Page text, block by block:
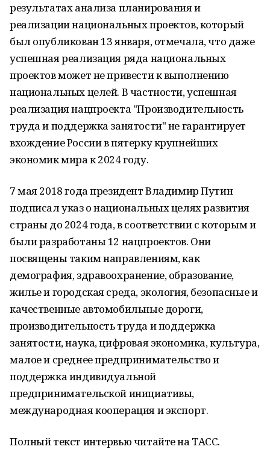
результатах анализа планирования и
реализации национальных проектов, который
был опубликован 13 января, отмечала, что даже
успешная реализация ряда национальных
проектов может не привести к выполнению
национальных целей. В частности, успешная
реализация нацпроекта "Производительность
труда и поддержка занятости" не гарантирует
вхождение России в пятерку крупнейших
экономик мира к 2024 году.
7 мая 2018 года президент Владимир Путин
подписал указ о национальных целях развития
страны до 2024 года, в соответствии с которым и
были разработаны 12 нацпроектов. Они
посвящены таким направлениям, как
демография, здравоохранение, образование,
жилье и городская среда, экология, безопасные и
качественные автомобильные дороги,
производительность труда и поддержка
занятости, наука, цифровая экономика, культура,
малое и среднее предпринимательство и
поддержка индивидуальной
предпринимательской инициативы,
международная кооперация и экспорт.
Полный текст интервью читайте на ТАСС.